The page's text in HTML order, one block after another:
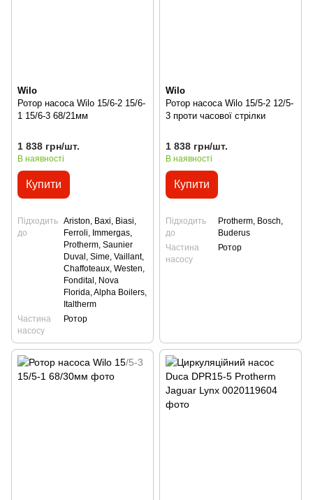
Wilo
Ротор насоса Wilo 15/6-2 15/6-
1 15/6-3 68/21мм
1 838 грн/шт.
В наявності
Купити
Підходить
до
Ariston, Baxi, Biasi,
Ferroli, Immergas,
Protherm, Saunier
Duval, Sime, Vaillant,
Сhaffoteaux, Westen,
Fondital, Nova
Florida, Alpha Boilers,
Italtherm
Частина
насосу
Ротор
Wilo
Ротор насоса Wilo 15/5-2 12/5-
3 проти часової стрілки
1 838 грн/шт.
В наявності
Купити
Підходить
до
Protherm, Bosch,
Buderus
Частина
насосу
Ротор